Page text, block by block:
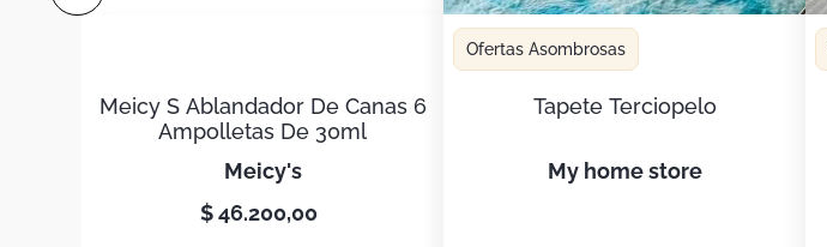
Meicy S Ablandador De Canas 6
Ampolletas De 30ml
meicy's
$ 46.200,00
Ofertas Asombrosas
Tapete Terciopelo
my home store